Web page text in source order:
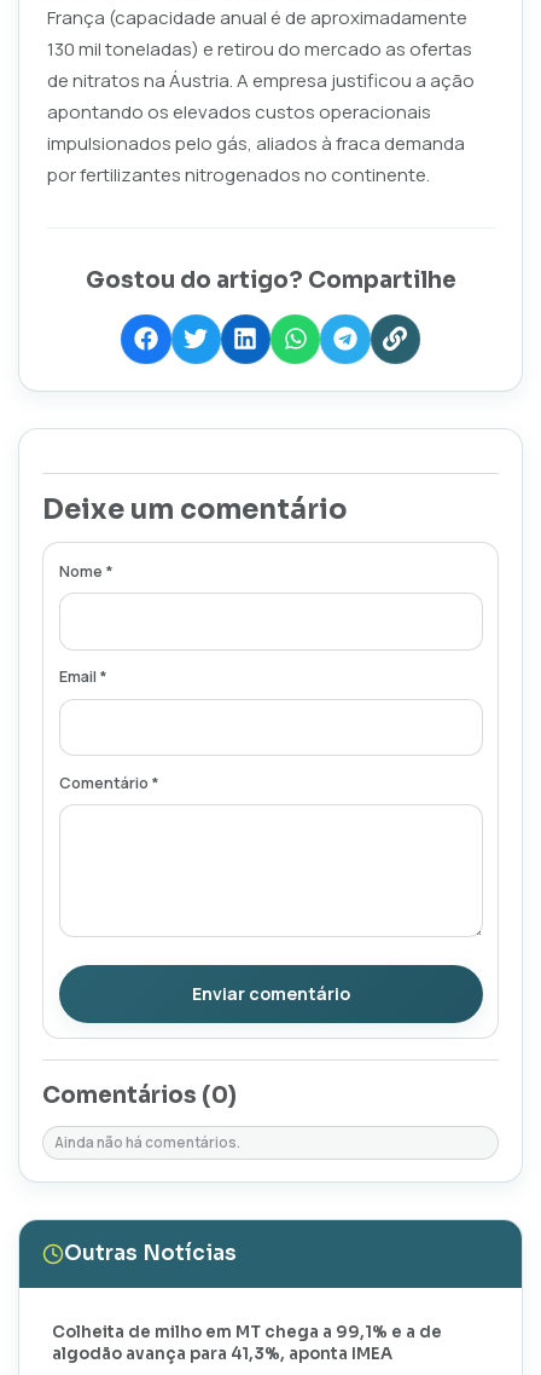
França (capacidade anual é de aproximadamente
130 mil toneladas) e retirou do mercado as ofertas
de nitratos na Áustria. A empresa justificou a ação
apontando os elevados custos operacionais
impulsionados pelo gás, aliados à fraca demanda
por fertilizantes nitrogenados no continente.
Gostou do artigo? Compartilhe
Deixe um comentário
Nome *
Email *
Comentário *
Enviar comentário
Comentários (0)
Ainda não há comentários.
Outras Notícias
Colheita de milho em MT chega a 99,1% e a de
algodão avança para 41,3%, aponta IMEA